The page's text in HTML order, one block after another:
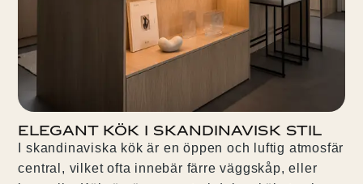
Elegant kök i skandinavisk stil
I skandinaviska kök är en öppen och luftig atmosfär
central, vilket ofta innebär färre väggskåp, eller